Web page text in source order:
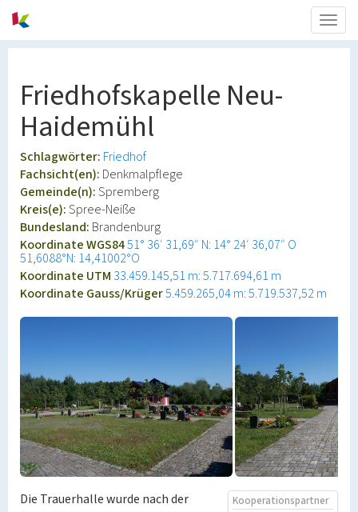
Friedhofskapelle Neu-
Haidemühl
Schlagwörter: Friedhof
Fachsicht(en): Denkmalpflege
Gemeinde(n):Spremberg
Kreis(e):Spree-Neiße
Bundesland: Brandenburg
Koordinate WGS8451° 36′ 31,69″ N: 14° 24′ 36,07″ O
51,6088°N: 14,41002°O
Koordinate UTM 33.459.145,51 m: 5.717.694,61 m
Koordinate Gauss/Krüger5.459.265,04 m: 5.719.537,52 m
Kooperationspartner
Die Trauerhalle wurde nach der